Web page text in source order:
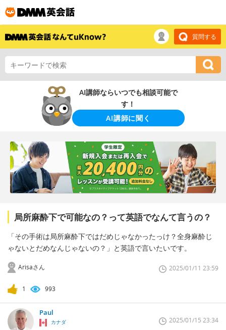
質問する
AI講師ならいつでも相談可能で
す！
AI講師に聞く
局所麻酔下で可能なの？って英語でなんて言うの？
「その手術は局所麻酔下ではだめじゃなかったっけ？全身麻酔じ
ゃないとだめなんじゃないの？」と英語で言いたいです。
Arisaさん 2025/01/11 23:59
1 993
Paul
カナダ 2025/01/15 23:34